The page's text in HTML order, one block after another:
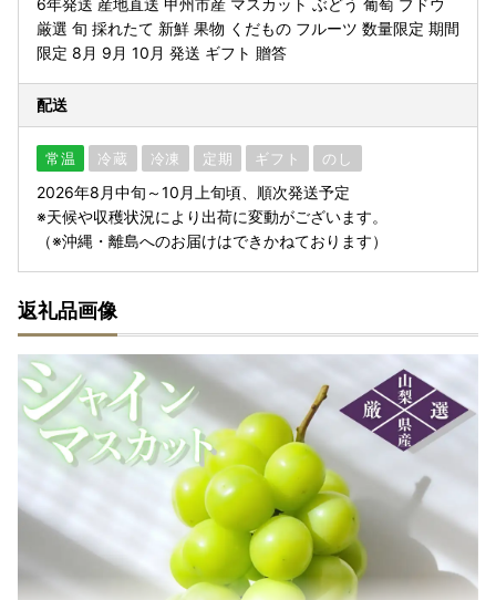
6年発送 産地直送 甲州市産 マスカット ぶどう 葡萄 ブドウ
厳選 旬 採れたて 新鮮 果物 くだもの フルーツ 数量限定 期間
限定 8月 9月 10月 発送 ギフト 贈答
配送
常温 冷蔵 冷凍 定期 ギフト のし
2026年8月中旬～10月上旬頃、順次発送予定
※天候や収穫状況により出荷に変動がございます。
（※沖縄・離島へのお届けはできかねております）
返礼品画像